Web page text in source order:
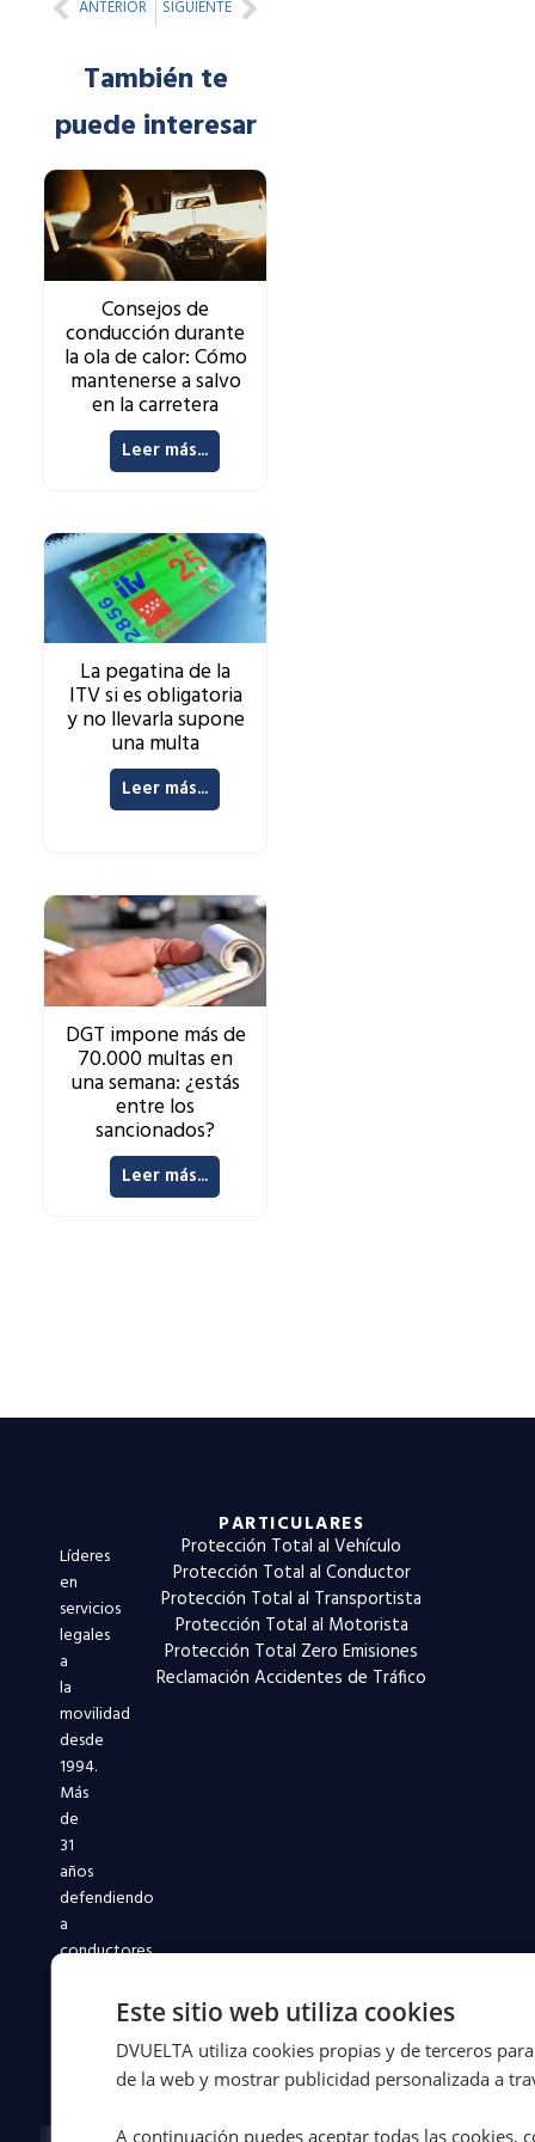
Prev
ANTERIOR SIGUIENTENext
También te
puede interesar
Consejos de
conducción durante
la ola de calor: Cómo
mantenerse a salvo
en la carretera
Leer más...
La pegatina de la
ITV si es obligatoria
y no llevarla supone
una multa
Leer más...
DGT impone más de
70.000 multas en
una semana: ¿estás
entre los
sancionados?
Leer más...
Líderes
en
servicios
legales
a
la
movilidad
desde
1994.
Más
de
31
años
defendiendo
a
conductores
Facebook-
Instagram
Linkedin-
Youtube
PARTICULARES
Protección Total al Vehículo
Protección Total al Conductor
Protección Total al Transportista
Protección Total al Motorista
Protección Total Zero Emisiones
Reclamación Accidentes de Tráfico
Este sitio web utiliza cookies
DVUELTA utiliza cookies propias y de terceros
de la web y mostrar publicidad personalizada a
A continuación puedes aceptar todas las cookies,